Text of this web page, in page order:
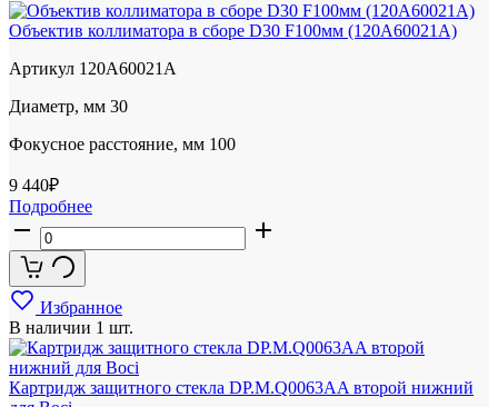
Объектив коллиматора в сборе D30 F100мм (120A60021A)
Артикул 120A60021A
Диаметр, мм 30
Фокусное расстояние, мм 100
9 440₽
Подробнее
Избранное
В наличии 1 шт.
Картридж защитного стекла DP.M.Q0063AA второй нижний